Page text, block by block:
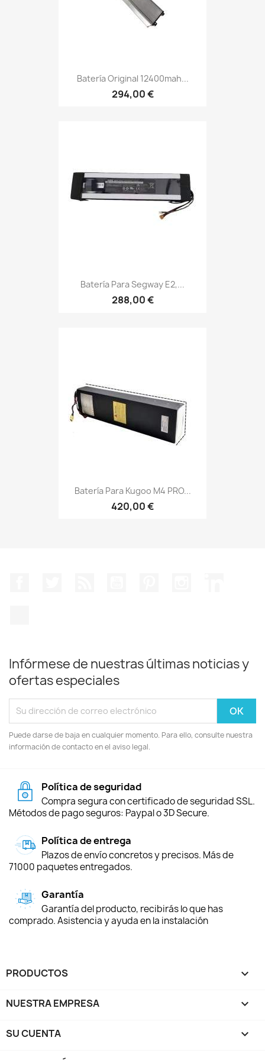
Batería Original 12400mah...
294,00 €
Batería Para Segway E2,...
288,00 €
Batería Para Kugoo M4 PRO...
420,00 €
Infórmese de nuestras últimas noticias y
ofertas especiales
Puede darse de baja en cualquier momento. Para ello, consulte nuestra
información de contacto en el aviso legal.
Política de seguridad
Compra segura con certificado de seguridad SSL.
Métodos de pago seguros: Paypal o 3D Secure.
Política de entrega
Plazos de envío concretos y precisos. Más de
71000 paquetes entregados.
Garantía
Garantía del producto, recibirás lo que has
comprado. Asistencia y ayuda en la instalación
PRODUCTOS 
NUESTRA EMPRESA 
SU CUENTA 